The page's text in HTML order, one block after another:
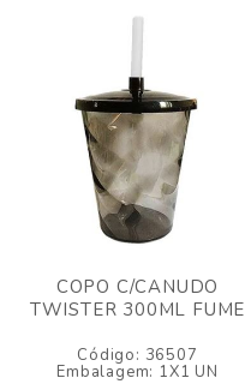
COPO C/CANUDO
TWISTER 300ML FUME
Código: 36507
Embalagem: 1X1 UN